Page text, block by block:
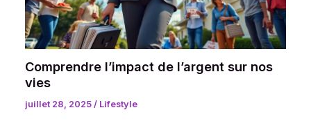
Comprendre l’impact de l’argent sur nos
vies
juillet 28, 2025/ Lifestyle